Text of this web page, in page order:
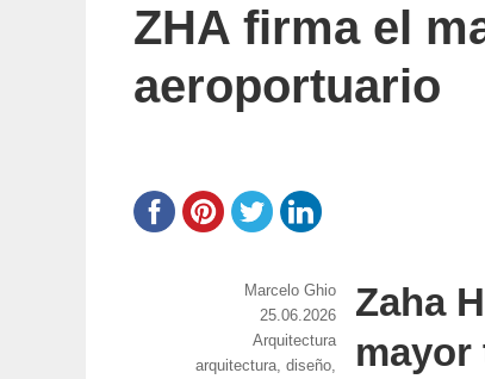
ZHA firma el
aeroportuario
Zaha
mayor
https://www.experimenta.es/
ghio/
Marcelo Ghio
Publicado
el
25.06.2026
Categorías
Arquitectura
Etiquetas
arquitectura,diseño,